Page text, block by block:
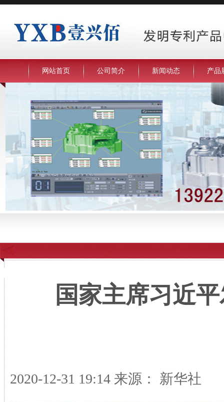
网站首页 公司简介 新闻动态 产品
国家主席习近
2020-12-31 19:14 来源： 新华社